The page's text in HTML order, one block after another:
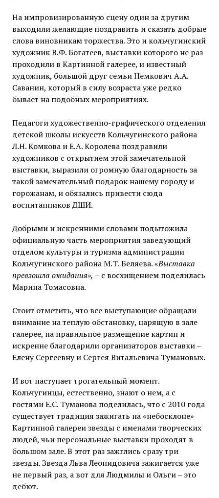
На импровизированную сцену один за другим
выходили желающие поздравить и сказать добрые
слова виновникам торжества. Это и кольчугинский
художник В.Ф. Богатеев, выставки которого не раз
проходили в Картинной галерее, и известный
художник, большой друг семьи Немкович А.А.
Саванин, который в силу возраста уже редко
бывает на подобных мероприятиях.
Педагоги художественно-графического отделения
детской школы искусств Кольчугинского района
Л.Н. Комкова и Е.А. Королева поздравили
художников с открытием этой замечательной
выставки, выразили огромную благодарность за
такой замечательный подарок нашему городу и
горожанам, и обязались привести сюда
воспитанников ДШИ.
Добрыми и искренними словами подытожила
официальную часть мероприятия заведующий
отделом культуры и туризма администрации
Кольчугинского района М.Т. Беляева. «Выставка
превзошла ожидания», – с восхищением поделилась
Марина Томасовна.
Стоит отметить, что все выступающие обращали
внимание на теплую обстановку, царящую в зале
галерее, на правильное размещение картин и
искренне благодарили организаторов выставки –
Елену Сергеевну и Сергея Витальевича Тумановых.
И вот наступает трогательный момент.
Кольчугинцы, естественно, знают о нем, а с
гостями Е.С. Туманова поделилась, что с 2010 года
существует традиция зажигать на «небосклоне»
Картинной галереи звезды с именами творческих
людей, чьи персональные выставки проходят в
большом зале. В этот раз зажглись сразу три
звезды. Звезда Льва Леонидовича зажигается уже
не первый раз, а вот для Людмилы и Ольги – это
дебют.